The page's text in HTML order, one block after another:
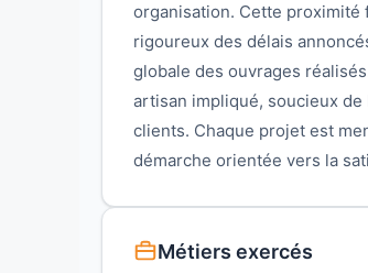
organisation. Cette proximité
rigoureux des délais
globale des ouvrages
artisan impliqué, soucieux
clients. Chaque projet est
démarche orientée vers la
Métiers exercés